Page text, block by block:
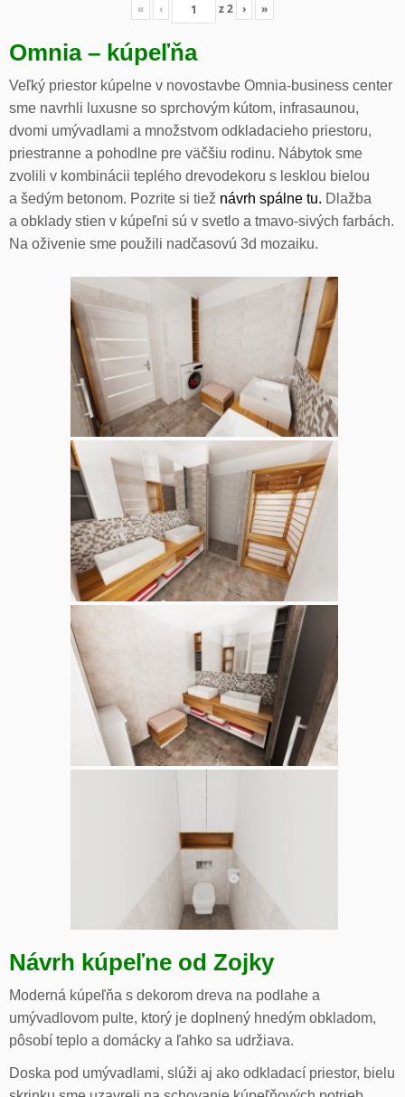
« ‹ z2 › »
Omnia – kúpeľňa
Veľký priestor kúpelne v novostavbe Omnia-business center
sme navrhli luxusne so sprchovým kútom, infrasaunou,
dvomi umývadlami a množstvom odkladacieho priestoru,
priestranne a pohodlne pre väčšiu rodinu. Nábytok sme
zvolili v kombinácii teplého drevodekoru s lesklou bielou
a šedým betonom. Pozrite si tiež návrh spálne tu. Dlažba
a obklady stien v kúpeľni sú v svetlo a tmavo-sivých farbách.
Na oživenie sme použili nadčasovú 3d mozaiku.
Návrh kúpeľne od Zojky
Moderná kúpeľňa s dekorom dreva na podlahe a
umývadlovom pulte, ktorý je doplnený hnedým obkladom,
pôsobí teplo a domácky a ľahko sa udržiava.
Doska pod umývadlami, slúži aj ako odkladací priestor, bielu